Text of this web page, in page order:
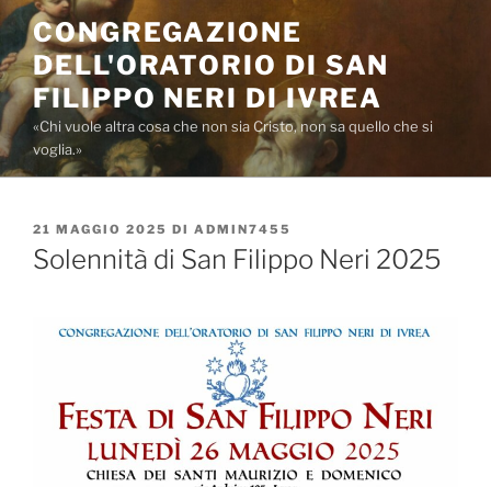
Salta
contenuto
CONGREGAZIONE
DELL'ORATORIO DI SAN
FILIPPO NERI DI IVREA
«Chi vuole altra cosa che non sia Cristo, non sa quello che si
voglia.»
PUBBLICATO
IL
21 MAGGIO 2025 DI ADMIN7455
Solennità di San Filippo Neri 2025